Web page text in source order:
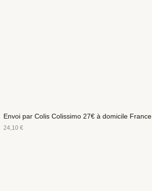
Envoi par Colis Colissimo 27€ à domicile France
24,10€